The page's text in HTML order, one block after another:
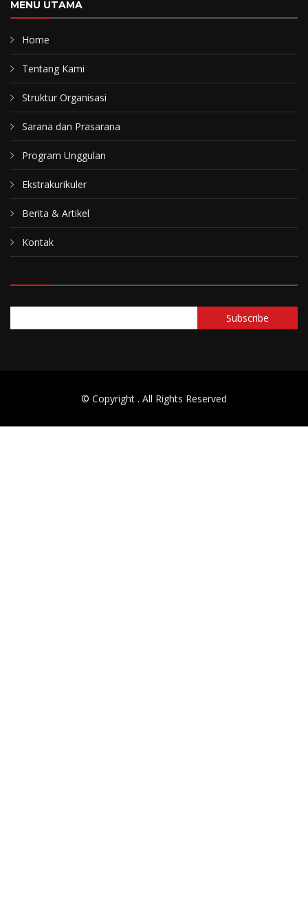
MENU UTAMA
Home
Tentang Kami
Struktur Organisasi
Sarana dan Prasarana
Program Unggulan
Ekstrakurikuler
Berita & Artikel
Kontak
© Copyright . All Rights Reserved